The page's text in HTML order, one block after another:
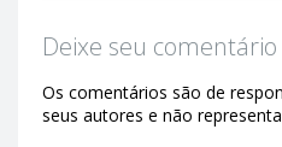
Deixe seu comentário
Os comentários são de
seus autores e não